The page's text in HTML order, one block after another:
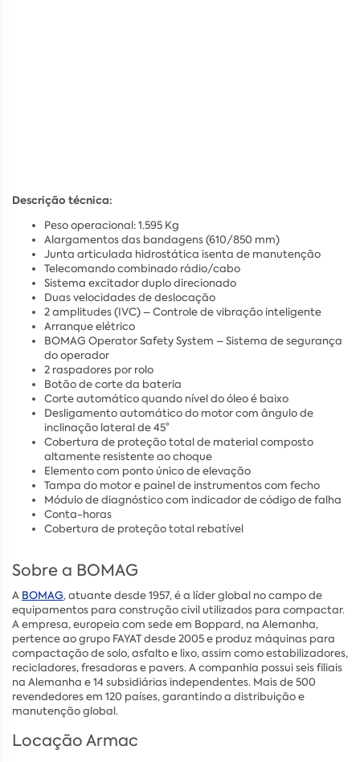
Descrição técnica:
Peso operacional: 1.595 Kg
Alargamentos das bandagens (610/850 mm)
Junta articulada hidrostática isenta de manutenção
Telecomando combinado rádio/cabo
Sistema excitador duplo direcionado
Duas velocidades de deslocação
2 amplitudes (IVC) – Controle de vibração inteligente
Arranque elétrico
BOMAG Operator Safety System – Sistema de segurança
do operador
2 raspadores por rolo
Botão de corte da bateria
Corte automático quando nível do óleo é baixo
Desligamento automático do motor com ângulo de
inclinação lateral de 45°
Cobertura de proteção total de material composto
altamente resistente ao choque
Elemento com ponto único de elevação
Tampa do motor e painel de instrumentos com fecho
Módulo de diagnóstico com indicador de código de falha
Conta-horas
Cobertura de proteção total rebatível
Sobre a BOMAG
A BOMAG, atuante desde 1957, é a líder global no campo de
equipamentos para construção civil utilizados para compactar.
A empresa, europeia com sede em Boppard, na Alemanha,
pertence ao grupo FAYAT desde 2005 e produz máquinas para
compactação de solo, asfalto e lixo, assim como estabilizadores,
recicladores, fresadoras e pavers. A companhia possui seis filiais
na Alemanha e 14 subsidiárias independentes. Mais de 500
revendedores em 120 países, garantindo a distribuição e
manutenção global.
Locação Armac